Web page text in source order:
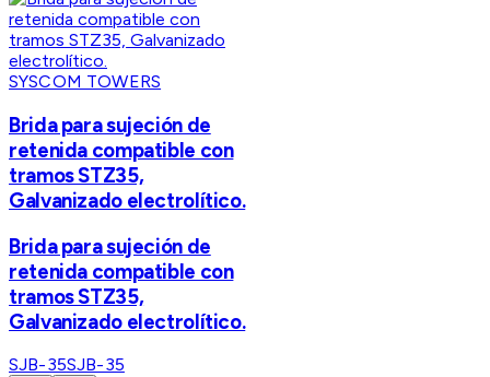
SYSCOM TOWERS
Brida para sujeción de
retenida compatible con
tramos STZ35,
Galvanizado electrolítico.
Brida para sujeción de
retenida compatible con
tramos STZ35,
Galvanizado electrolítico.
SJB-35SJB-35